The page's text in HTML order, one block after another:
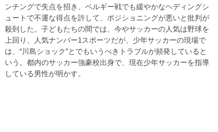
ンチングで失点を招き、ベルギー戦でも緩やかなヘディングシ
ュートで不運な得点を許して、ポジショニングが悪いと批判が
殺到した。子どもたちの間では、今やサッカーの人気は野球を
上回り、人気ナンバー1スポーツだが、少年サッカーの現場で
は、“川島ショック”とでもいうべきトラブルが頻発していると
いう。都内のサッカー強豪校出身で、現在少年サッカーを指導
している男性が明かす。